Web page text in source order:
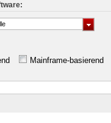
Mainframe-basierend